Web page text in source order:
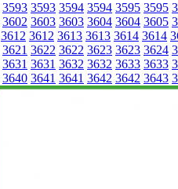
3593 3593 3594 3594 3595 3595
3602 3603 3603 3604 3604 3605
3612 3612 3613 3613 3614 3614
3621 3622 3622 3623 3623 3624
3631 3631 3632 3632 3633 3633
3640 3641 3641 3642 3642 3643